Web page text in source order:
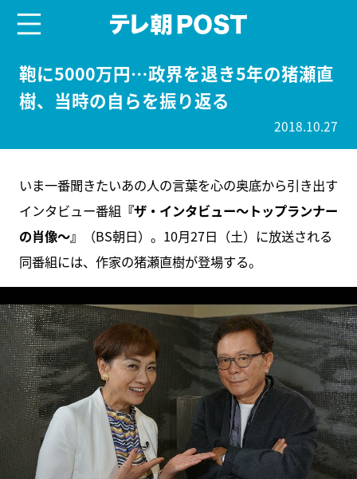
鞄に5000万円…政界を退き5年の猪瀬直
樹、当時の自らを振り返る
2018.10.27
いま一番聞きたいあの人の言葉を心の奥底から引き出す
インタビュー番組 『ザ・インタビュー～トップランナー
の肖像～』
（BS朝日）。10月27日（土）に放送される
同番組には、作家の猪瀬直樹が登場する。